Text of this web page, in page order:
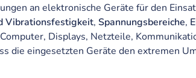
an elektronische Geräte für den
Vibrationsfestigkeit, Spannungsbereiche,
Displays, Netzteile,
die eingesetzten Geräte den extremen